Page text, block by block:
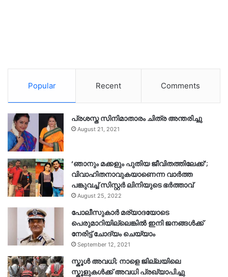
Popular Recent Comments
പ്രശസ്ത സിനിമാതാരം ചിത്ര അന്തരിച്ചു
August 21, 2021
‘ഞാനും മക്കളും പുതിയ ജീവിതത്തിലേക്ക്’;
വിവാഹിതനാവുകയാണെന്ന വാർത്ത
പങ്കുവച്ച് സിസ്റ്റർ ലിനിയുടെ ഭർത്താവ്
August 25, 2022
പോലീസുകാര്‍ മര്യാദയോടെ
പെരുമാറിയില്ലെങ്കില്‍ ഇനി ജനങ്ങള്‍ക്ക്
നേരിട്ട് ചോദ്യം ചെയ്യാം
September 12, 2021
സ്കൂൾ അവധി; നാളെ ജില്ലയിലെ
സ്കൂളുകൾക്ക് അവധി പ്രഖ്യാപിച്ചു